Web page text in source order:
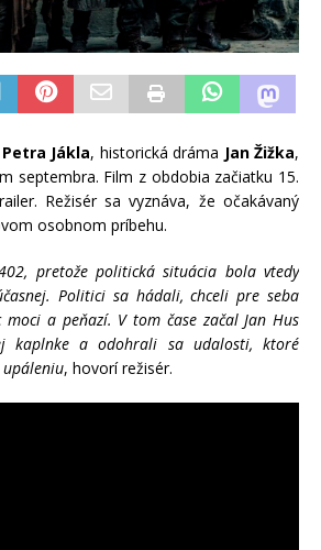
Petra Jákla, historická dráma Jan Žižka,
septembra. Film z obdobia začiatku 15.
Režisér sa vyznáva, že očakávaný
osobnom príbehu.
pretože politická situácia bola vtedy
Politici sa hádali, chceli pre seba
a peňazí. V tom čase začal Jan Hus
kaplnke a odohrali sa udalosti, ktoré
, hovorí režisér.